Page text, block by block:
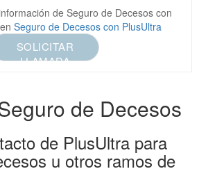
de Seguro de Decesos con
Seguro de Decesos con PlusUltra
SOLICITAR
LLAMADA
de Decesos
de PlusUltra para
u otros ramos de